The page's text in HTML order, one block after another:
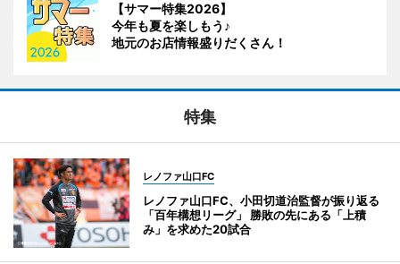
【サマー特集2026】
今年も夏を楽しもう♪
地元のお店情報盛りだくさん！
特集
レノファ山口FC
レノファ山口FC、小田切道治監督が振り返る
「百年構想リーグ」 勝敗の先にある「上積
み」を求めた20試合